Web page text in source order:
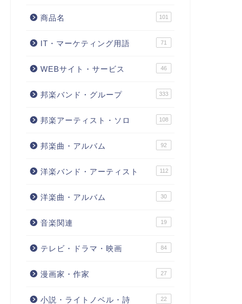
商品名 101
IT・マーケティング用語 71
WEBサイト・サービス 46
邦楽バンド・グループ 333
邦楽アーティスト・ソロ 108
邦楽曲・アルバム 92
洋楽バンド・アーティスト 112
洋楽曲・アルバム 30
音楽関連 19
テレビ・ドラマ・映画 84
漫画家・作家 27
小説・ライトノベル・詩 22